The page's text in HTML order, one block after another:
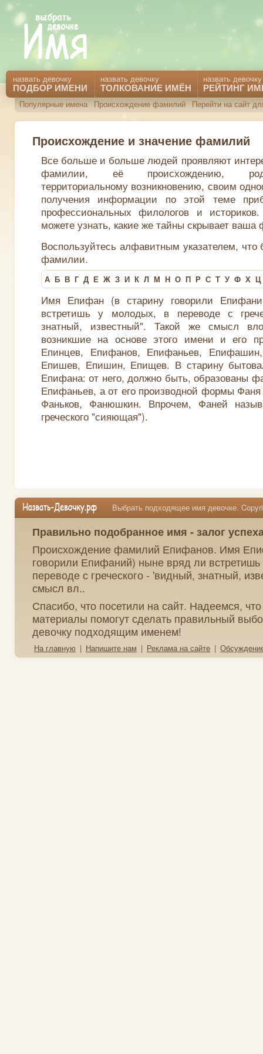
назвать девочку
ПОДБОР ИМЕНИ
назвать девочку
ТОЛКОВАНИЕ ИМЁН
назвать девочку
РЕЙТИНГ
Популярные имена Происхождение фамилий Перейти на сайт
Происхождение и значение фамилий
Все больше и больше людей проявляют
фамилии, её происхождению,
территориальному возникновению, своим
получения информации по этой теме
профессиональных филологов и
можете узнать, какие же тайны скрывает
Воспользуйтесь алфавитным указателем, что
фамилии.
А Б В Г Д Е Ж З И К Л М Н О П Р С Т У Ф Х Ц
Имя Епифан (в старину говорили
встретишь у молодых, в переводе с
знатный, известный". Такой же смысл
возникшие на основе этого имени и его
Епинцев, Епифанов, Епифаньев,
Епишев, Епишин, Епищев. В старину
Епифана: от него, должно быть, образованы
Епифаньев, а от его производной формы
Фаньков, Фанюшкин. Впрочем, Фаней
греческого "сияющая").
Выбрать подходящее имя девочке.
Правильно подобранное имя - залог
Происхождение фамилий Епифанов. Имя
говорили Епифаний) ныне вряд ли
переводе с греческого - 'видный, знатный,
смысл вл..
Спасибо, что посетили на сайт. Надеемся,
материалы помогут сделать правильный
девочку подходящим именем!
На главную | Напишите нам | Реклама на сайте |